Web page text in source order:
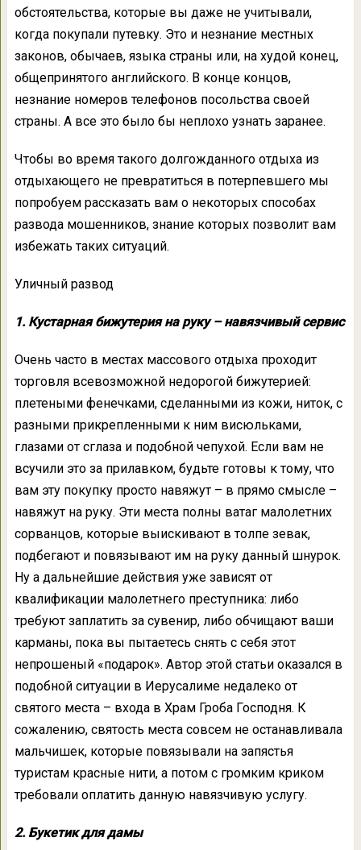
обстоятельства, которые вы даже не учитывали,
когда покупали путевку. Это и незнание местных
законов, обычаев, языка страны или, на худой конец,
общепринятого английского. В конце концов,
незнание номеров телефонов посольства своей
страны. А все это было бы неплохо узнать заранее.
Чтобы во время такого долгожданного отдыха из
отдыхающего не превратиться в потерпевшего мы
попробуем рассказать вам о некоторых способах
развода мошенников, знание которых позволит вам
избежать таких ситуаций.
Уличный развод
1. Кустарная бижутерия на руку – навязчивый сервис
Очень часто в местах массового отдыха проходит
торговля всевозможной недорогой бижутерией:
плетеными фенечками, сделанными из кожи, ниток, с
разными прикрепленными к ним висюльками,
глазами от сглаза и подобной чепухой. Если вам не
всучили это за прилавком, будьте готовы к тому, что
вам эту покупку просто навяжут – в прямо смысле –
навяжут на руку. Эти места полны ватаг малолетних
сорванцов, которые выискивают в толпе зевак,
подбегают и повязывают им на руку данный шнурок.
Ну а дальнейшие действия уже зависят от
квалификации малолетнего преступника: либо
требуют заплатить за сувенир, либо обчищают ваши
карманы, пока вы пытаетесь снять с себя этот
непрошеный «подарок». Автор этой статьи оказался в
подобной ситуации в Иерусалиме недалеко от
святого места – входа в Храм Гроба Господня. К
сожалению, святость места совсем не останавливала
мальчишек, которые повязывали на запястья
туристам красные нити, а потом с громким криком
требовали оплатить данную навязчивую услугу.
2. Букетик для дамы